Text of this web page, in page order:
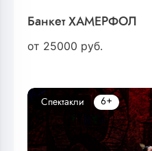
Банкет ХАМЕРФОЛ
от 25000 руб.
Спектакли 6+